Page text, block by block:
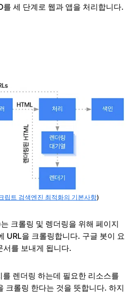
세 단계로 웹과 앱을 처리합니다.
립트 검색엔진 최적화의 기본사항)
크롤링 및 렝더링을 위해 페이지
URL을 크롤링합니다. 구글 봇이 요
서를 보내게 됩니다.
렌더링 하는데 필요한 리소스를
크롤링 한다는 것을 뜻합니다. 하지